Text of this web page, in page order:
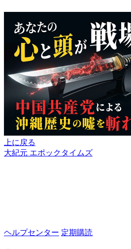
上に戻る
大紀元 エポックタイムズ
ヘルプセンター 定期購読